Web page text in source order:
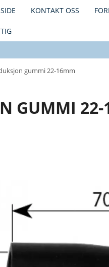
KONTAKT OSS
gummi 22-16mm
GUMMI